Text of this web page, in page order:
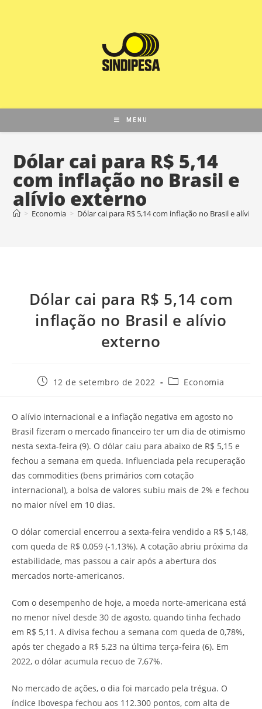
MENU
Dólar cai para R$ 5,14
com inflação no Brasil e
alívio externo
> Economia > Dólar cai para R$ 5,14 com inflação no Brasil e alívio
Dólar cai para R$ 5,14 com
inflação no Brasil e alívio
externo
12 de setembro de 2022 Economia
O alívio internacional e a inflação negativa em agosto no
Brasil fizeram o mercado financeiro ter um dia de otimismo
nesta sexta-feira (9). O dólar caiu para abaixo de R$ 5,15 e
fechou a semana em queda. Influenciada pela recuperação
das commodities (bens primários com cotação
internacional), a bolsa de valores subiu mais de 2% e fechou
no maior nível em 10 dias.
O dólar comercial encerrou a sexta-feira vendido a R$ 5,148,
com queda de R$ 0,059 (-1,13%). A cotação abriu próxima da
estabilidade, mas passou a cair após a abertura dos
mercados norte-americanos.
Com o desempenho de hoje, a moeda norte-americana está
no menor nível desde 30 de agosto, quando tinha fechado
em R$ 5,11. A divisa fechou a semana com queda de 0,78%,
após ter chegado a R$ 5,23 na última terça-feira (6). Em
2022, o dólar acumula recuo de 7,67%.
No mercado de ações, o dia foi marcado pela trégua. O
índice Ibovespa fechou aos 112.300 pontos, com alta de